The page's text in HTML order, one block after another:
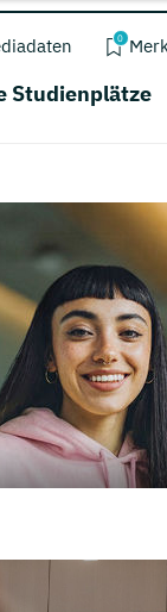
0
Studienplätze